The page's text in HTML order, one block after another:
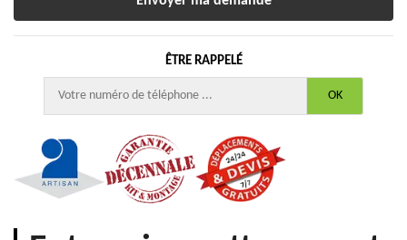
ÊTRE RAPPELÉ